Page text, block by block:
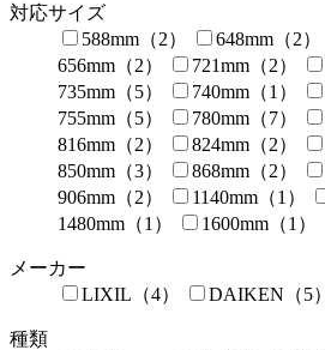
対応サイズ
588mm（2）
648mm（2）
656mm（2）
721mm（2）
735mm（5）
740mm（1）
755mm（5）
780mm（7）
816mm（2）
824mm（2）
850mm（3）
868mm（2）
906mm（2）
1140mm（1）
1480mm（1）
1600mm（1）
メーカー
LIXIL（4）
DAIKEN（5）
種類